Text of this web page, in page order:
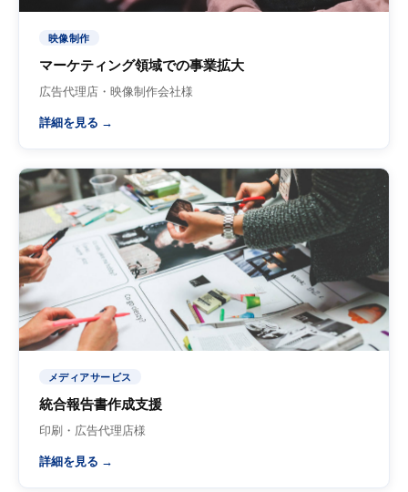
映像制作
マーケティング領域での事業拡大
広告代理店・映像制作会社様
詳細を見る →
メディアサービス
統合報告書作成支援
印刷・広告代理店様
詳細を見る →